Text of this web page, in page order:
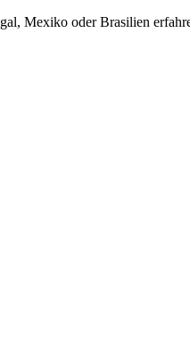
Mexiko oder Brasilien